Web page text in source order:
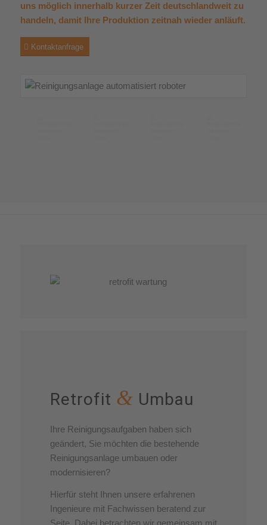
uns möglich innerhalb kurzer Zeit deutschlandweit zu
handeln, damit Ihre Produktion zeitnah wieder anläuft.
Kontaktanfrage
Retrofit & Umbau
Ihre Reinigungsaufgaben haben sich
geändert, Sie möchten die bestehende
Reinigungsanlage umbauen oder
modernisieren?
Hierfür steht Ihnen unsere erfahrenen
Ingenieure mit Fachwissen beratend zur
Seite. Dabei betrachten wir gemeinsam mit